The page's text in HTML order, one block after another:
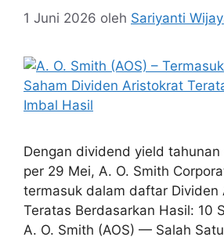
1 Juni 2026 oleh Sariyanti
Dengan dividend yield tahunan
per 29 Mei, A. O. Smith
termasuk dalam daftar Dividen
Teratas Berdasarkan Hasil: 10
A. O. Smith (AOS) — Salah